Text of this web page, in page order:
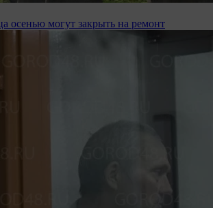
осенью могут закрыть на ремонт